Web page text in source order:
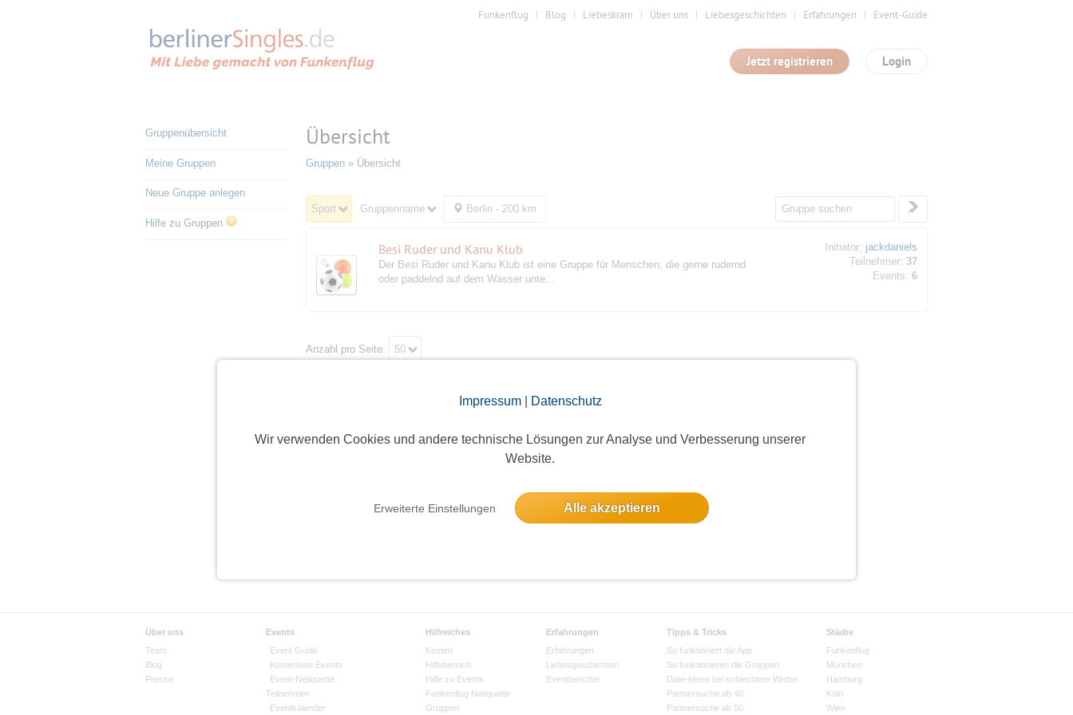
Impressum| Datenschutz
Wir verwenden Cookies und andere technische Lösungen zur Analyse und Verbesserung unserer
Website.
Erweiterte Einstellungen Alle akzeptieren
Funkenflug Blog Liebeskram Über uns Liebesgeschichten Erfahrungen Event-Guide
Login
Jetzt registrieren
Gruppenübersicht
Meine Gruppen
Neue Gruppe anlegen
Hilfe zu Gruppen
Übersicht
Gruppen» Übersicht
Sport Gruppenname Berlin - 200 km
Besi Ruder und Kanu Klub
Der Besi Ruder und Kanu Klub ist eine Gruppe für Menschen, die gerne rudernd
oder paddelnd auf dem Wasser unte...
Initiator: jackdaniels
Teilnehmer: 37
Events: 6
Anzahl pro Seite: 50
Über uns
Team
Blog
Presse
Events
Event Guide
Kostenlose Events
Event-Netiquette
Teilnehmen
Eventkalender
Hilfreiches
Kosten
Hilfebereich
Hilfe zu Events
Funkenflug Netiquette
Gruppen
Erfahrungen
Erfahrungen
Liebesgeschichten
Eventberichte
Tipps & Tricks
So funktioniert die App
So funktionieren die Gruppen
Date-Ideen bei schlechtem Wetter
Partnersuche ab 40
Partnersuche ab 50
Städte
Funkenflug
München
Hamburg
Köln
Wien